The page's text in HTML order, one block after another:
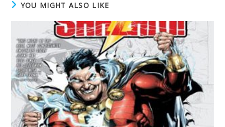
YOU MIGHT ALSO LIKE